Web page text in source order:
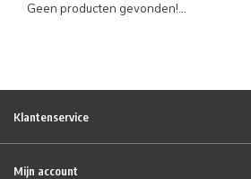
Geen producten gevonden!...
Klantenservice
Mijn account